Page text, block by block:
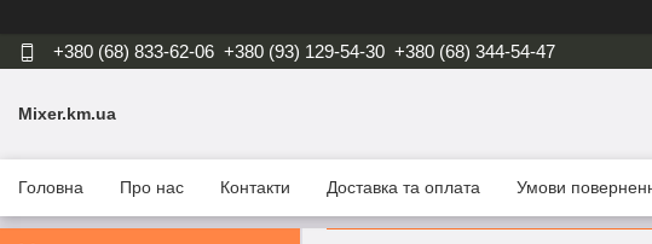
+380 (68) 833-62-06 +380 (93) 129-54-30 +380 (68) 344-54-47
Mixer.km.ua
Головна Про нас Контакти Доставка та оплата Умови